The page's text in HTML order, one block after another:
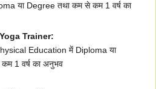
या Degree तथा कम से कम 1 वर्ष का
Trainer:
Education में Diploma या
1 वर्ष का अनुभव